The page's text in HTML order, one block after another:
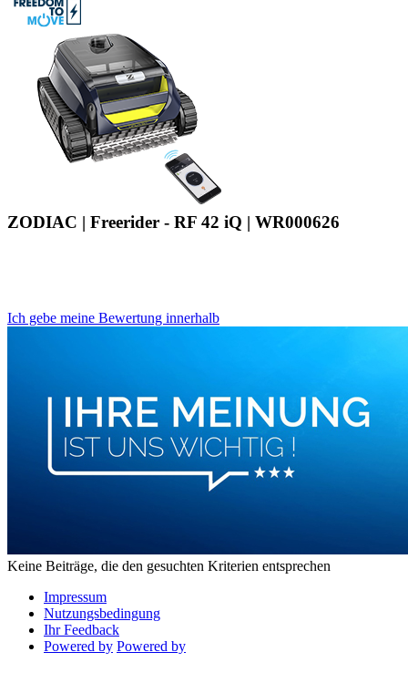
ZODIAC | Freerider - RF 42 iQ | WR000626
Ich gebe meine Bewertung innerhalb
Keine Beiträge, die den gesuchten Kriterien entsprechen
Impressum
Nutzungsbedingung
Ihr Feedback
Powered by Powered by